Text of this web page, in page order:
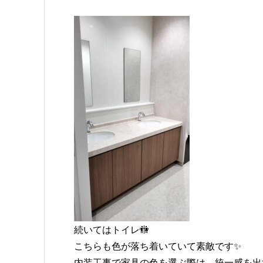
続いてはトイレ🚻
こちらも色が落ち着いていて素敵です✨